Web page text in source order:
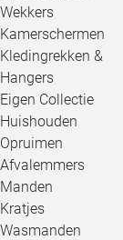
Wekkers
Kamerschermen
Kledingrekken &
Hangers
Eigen Collectie
Huishouden
Opruimen
Afvalemmers
Manden
Kratjes
Wasmanden